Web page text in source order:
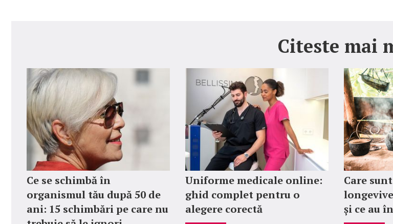
Citeste mai
Ce se schimbă în
organismul tău după 50 de
ani: 15 schimbări pe care nu
Uniforme medicale online:
ghid complet pentru o
alegere corectă
Care
și ce au